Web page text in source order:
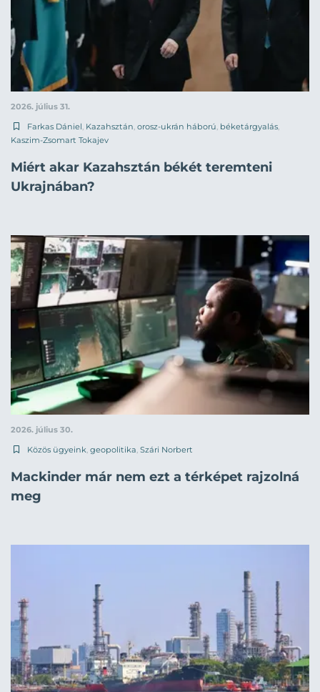
2026. július 31.
Farkas Dániel, Kazahsztán, orosz-ukrán háború, béketárgyalás,
Kaszim-Zsomart Tokajev
Miért akar Kazahsztán békét teremteni
Ukrajnában?
2026. július 30.
Közös ügyeink, geopolitika, Szári Norbert
Mackinder már nem ezt a térképet rajzolná
meg